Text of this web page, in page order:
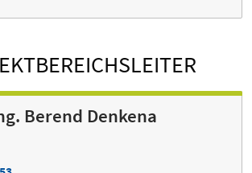
Berend Denkena